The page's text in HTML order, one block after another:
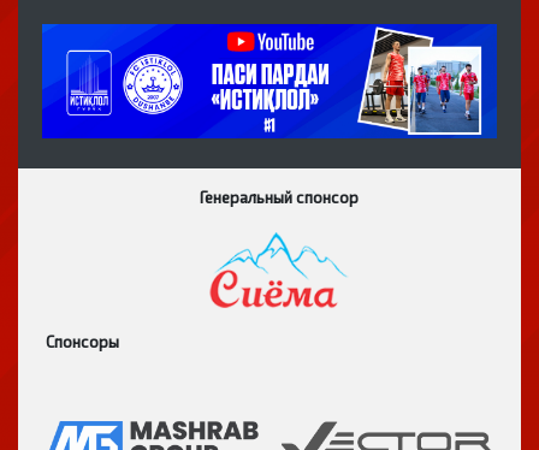
Генеральный спонсор
Спонсоры